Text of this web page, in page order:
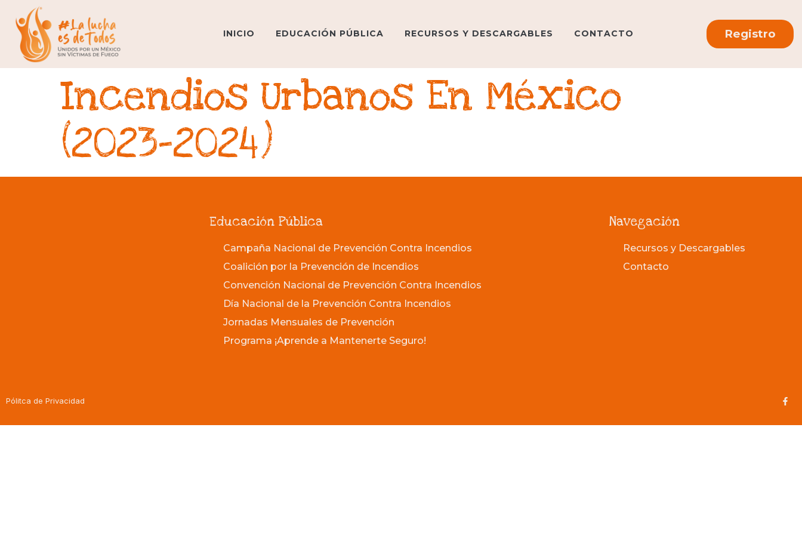
INICIO EDUCACIÓN PÚBLICA RECURSOS Y DESCARGABLES CONTACTO Registro
Incendios Urbanos En México
(2023-2024)
Educación Pública
Campaña Nacional de Prevención Contra Incendios
Coalición por la Prevención de Incendios
Convención Nacional de Prevención Contra Incendios
Día Nacional de la Prevención Contra Incendios
Jornadas Mensuales de Prevención
Programa ¡Aprende a Mantenerte Seguro!
Navegación
Recursos y Descargables
Contacto
Pólitca de Privacidad